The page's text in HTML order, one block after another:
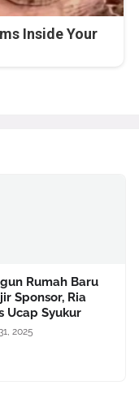
Inside Your
Rumah Baru
Sponsor, Ria
Ucap Syukur
2025